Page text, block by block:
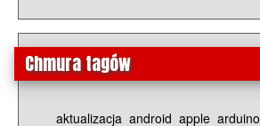
Chmura tagów
aktualizacja android apple arduino